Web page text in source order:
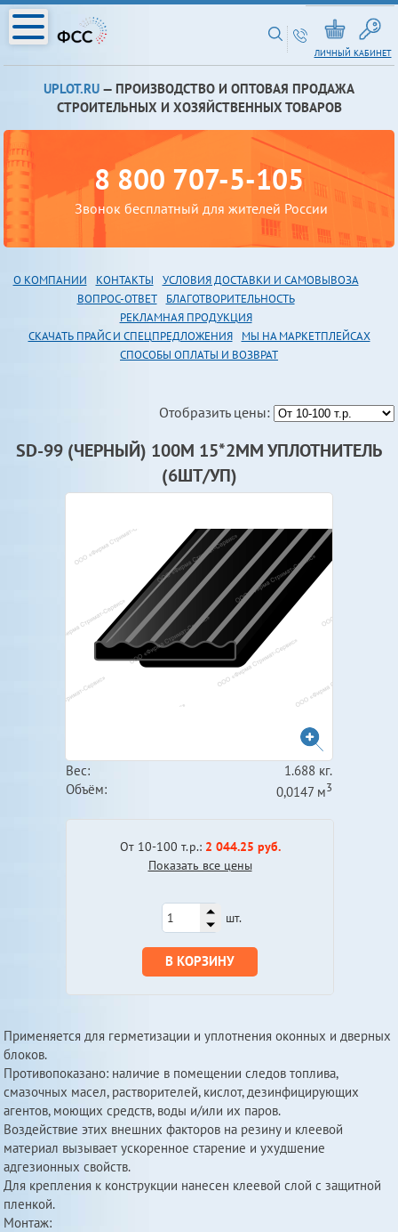
ЛИЧНЫЙ КАБИНЕТ
UPLOT.RU — ПРОИЗВОДСТВО И ОПТОВАЯ ПРОДАЖА
СТРОИТЕЛЬНЫХ И ХОЗЯЙСТВЕННЫХ ТОВАРОВ
8 800 707-5-105
Звонок бесплатный для жителей России
О КОМПАНИИ КОНТАКТЫ
УСЛОВИЯ ДОСТАВКИ И САМОВЫВОЗА
ВОПРОС-ОТВЕТ
БЛАГОТВОРИТЕЛЬНОСТЬ
РЕКЛАМНАЯ ПРОДУКЦИЯ
СКАЧАТЬ ПРАЙС И СПЕЦПРЕДЛОЖЕНИЯ
МЫ НА МАРКЕТПЛЕЙСАХ
СПОСОБЫ ОПЛАТЫ И ВОЗВРАТ
Отобразить цены:
SD-99 (ЧЕРНЫЙ) 100М 15*2ММ УПЛОТНИТЕЛЬ
(6ШТ/УП)
Вес:
1.688 кг.
Объём:
0,0147 м3
От 10-100 т.р.: 2 044.25 руб.
Показать все цены
шт.
В КОРЗИНУ
Применяется для герметизации и уплотнения оконных и дверных
блоков.
Противопоказано: наличие в помещении следов топлива,
смазочных масел, растворителей, кислот, дезинфицирующих
агентов, моющих средств, воды и/или их паров.
Воздействие этих внешних факторов на резину и клеевой
материал вызывает ускоренное старение и ухудшение
адгезионных свойств.
Для крепления к конструкции нанесен клеевой слой с защитной
пленкой.
Монтаж: